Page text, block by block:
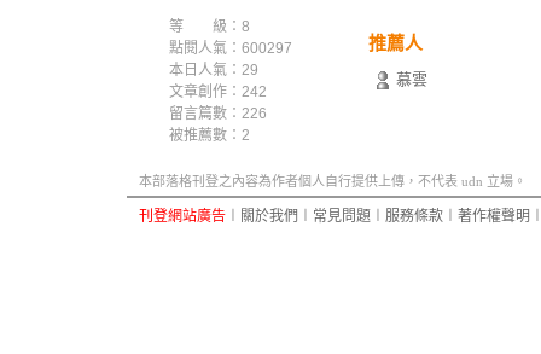
等 級：8
點閱人氣：600297
本日人氣：29
文章創作：242
留言篇數：226
被推薦數： 2
推薦人
慕雲
本部落格刊登之內容為作者個人自行提供上傳，不代表 udn 立場。
刊登網站廣告 關於我們 常見問題 服務條款 著作權聲明